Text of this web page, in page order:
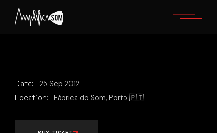
content
Date: 25 Sep 2012
Location: Fábrica do Som, Porto 🇵🇹